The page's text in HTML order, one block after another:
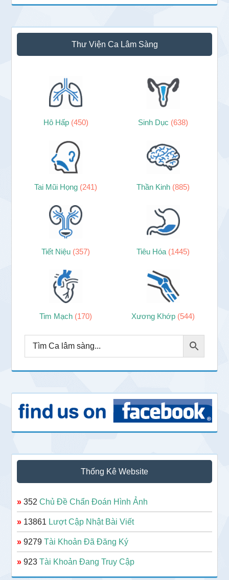
Thư Viện Ca Lâm Sàng
Hô Hấp (450) Sinh Dục (638)
Tai Mũi Họng (241) Thần Kinh (885)
Tiết Niệu (357) Tiêu Hóa (1445)
Tim Mạch (170) Xương Khớp (544)
Thống Kê Website
» 352Chủ Đề Chẩn Đoán Hình Ảnh
» 13861 Lượt Cập Nhật Bài Viết
» 9279Tài Khoản Đã Đăng Ký
» 923Tài Khoản Đang Truy Cập